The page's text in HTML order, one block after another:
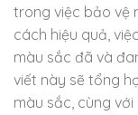
trong việc bảo vệ
cách hiệu quả,
màu sắc đã và
viết này sẽ tổng
màu sắc, cùng